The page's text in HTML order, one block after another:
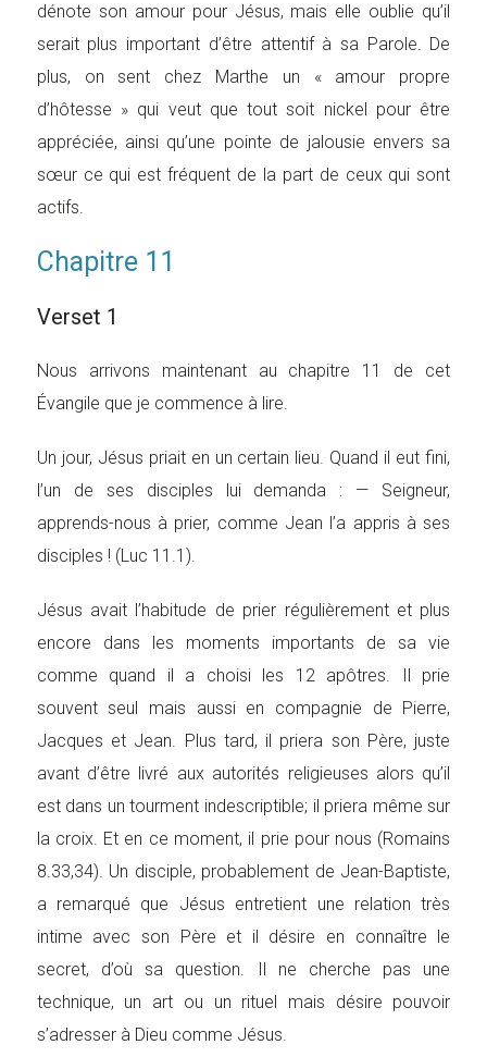
dénote son amour pour Jésus, mais elle oublie qu’il
serait plus important d’être attentif à sa Parole. De
plus, on sent chez Marthe un « amour propre
d’hôtesse » qui veut que tout soit nickel pour être
appréciée, ainsi qu’une pointe de jalousie envers sa
sœur ce qui est fréquent de la part de ceux qui sont
actifs.
Chapitre 11
Verset 1
Nous arrivons maintenant au chapitre 11 de cet
Évangile que je commence à lire.
Un jour, Jésus priait en un certain lieu. Quand il eut fini,
l’un de ses disciples lui demanda : — Seigneur,
apprends-nous à prier, comme Jean l’a appris à ses
disciples ! (Luc 11.1).
Jésus avait l’habitude de prier régulièrement et plus
encore dans les moments importants de sa vie
comme quand il a choisi les 12 apôtres. Il prie
souvent seul mais aussi en compagnie de Pierre,
Jacques et Jean. Plus tard, il priera son Père, juste
avant d’être livré aux autorités religieuses alors qu’il
est dans un tourment indescriptible; il priera même sur
la croix. Et en ce moment, il prie pour nous (Romains
8.33,34). Un disciple, probablement de Jean-Baptiste,
a remarqué que Jésus entretient une relation très
intime avec son Père et il désire en connaître le
secret, d’où sa question. Il ne cherche pas une
technique, un art ou un rituel mais désire pouvoir
s’adresser à Dieu comme Jésus.